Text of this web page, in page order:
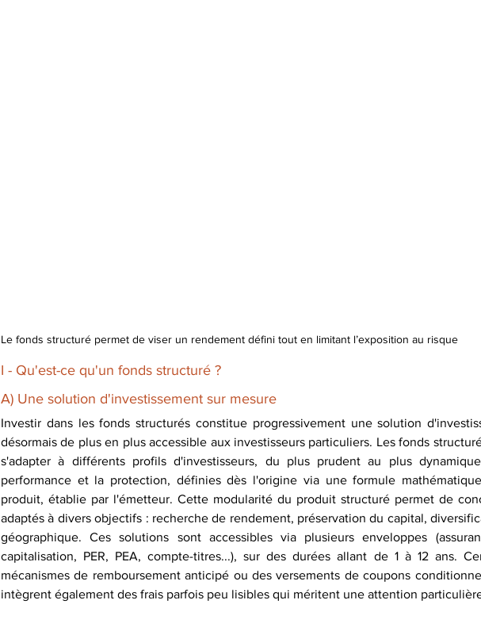
Le fonds structuré permet de viser un rendement défini tout en limitant l’exposition au risque
I - Qu'est-ce qu'un fonds structuré ?
A) Une solution d'investissement sur mesure
Investir dans les fonds structurés constitue progressivement une solution
désormais de plus en plus accessible aux investisseurs particuliers. Les fonds
s'adapter à différents profils d'investisseurs, du plus prudent au plus
performance et la protection, définies dès l'origine via une formule
produit, établie par l'émetteur. Cette modularité du produit structuré permet de
adaptés à divers objectifs : recherche de rendement, préservation du capital,
géographique. Ces solutions sont accessibles via plusieurs enveloppes
capitalisation, PER, PEA, compte-titres...), sur des durées allant de 1 à 12 ans.
mécanismes de remboursement anticipé ou des versements de coupons
intègrent également des frais parfois peu lisibles qui méritent une attention